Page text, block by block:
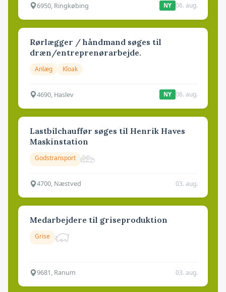
6950, Ringkøbing NY 06. aug.
Rørlægger / håndmand søges til
dræn/entreprenørarbejde.
Anlæg Kloak
4690, Haslev NY 06. aug.
Lastbilchauffør søges til Henrik Haves
Maskinstation
Godstransport
4700, Næstved 03. aug.
Medarbejdere til griseproduktion
Grise
9681, Ranum 03. aug.